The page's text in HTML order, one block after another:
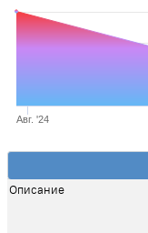
Авг. '24
Описание